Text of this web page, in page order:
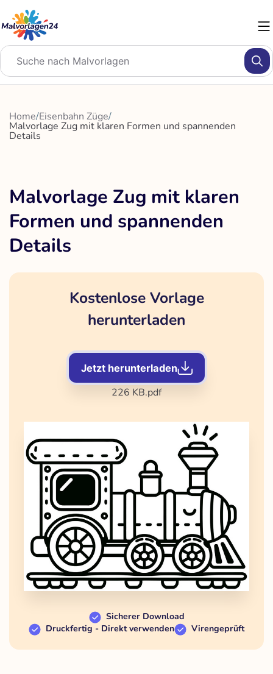
Inhalt
springen
Home/Eisenbahn Züge/
Malvorlage Zug mit klaren Formen und spannenden
Details
Malvorlage Zug mit klaren
Formen und spannenden
Details
Kostenlose Vorlage
herunterladen
Jetzt herunterladen
226 KB.pdf
Sicherer Download
Druckfertig - Direkt verwenden
Virengeprüft